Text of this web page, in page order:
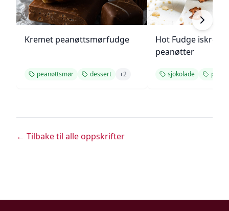
Kremet peanøttsmørfudge
peanøttsmør dessert +2
Hot Fudge
peanøtter
sjokolade
← Tilbake til alle oppskrifter